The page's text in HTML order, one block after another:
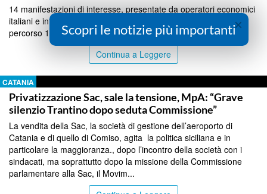
14 manifestazioni di interesse, presentate da operatori economici
italiani e internazionali, sono risultati ammessi a proseguire il
percorso 10 operatori...
Continua a Leggere
CATANIA
Privatizzazione Sac, sale la tensione, MpA: “Grave
silenzio Trantino dopo seduta Commissione”
La vendita della Sac, la società di gestione dell’aeroporto di
Catania e di quello di Comiso, agita la politica siciliana e in
particolare la maggioranza., dopo l’incontro della società con i
sindacati, ma soprattutto dopo la missione della Commissione
parlamentare alla Sac, il Movim...
×
Scopri le notizie più importanti